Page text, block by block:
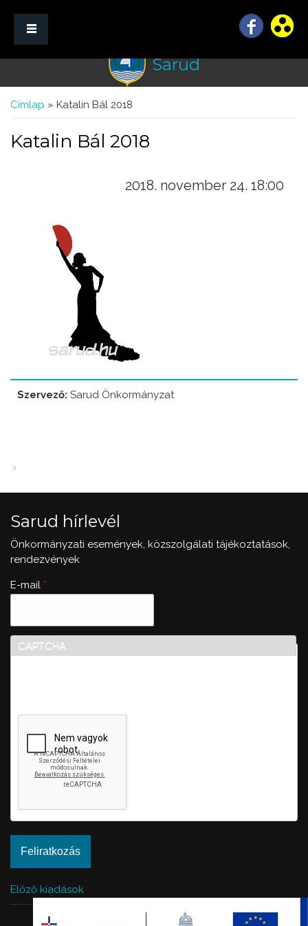
Sarud
Jelenlegi hely
Címlap » Katalin Bál 2018
Katalin Bál 2018
2018. november 24. 18:00
Szervező: Sarud Önkormányzat
Sarud hírlevél
Önkormányzati események, közszolgálati tájékoztatások,
rendezvények
E-mail *
CAPTCHA
Előző kiadások
Adatkezelés